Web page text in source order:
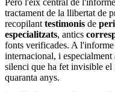
Però l'eix central de
tractament de la llibertat de
recopilant testimonis de
especialitzats, antics
fonts verificades. A l'informe
internacional, i especialment
silenci que ha fet invisible el
quaranta anys.